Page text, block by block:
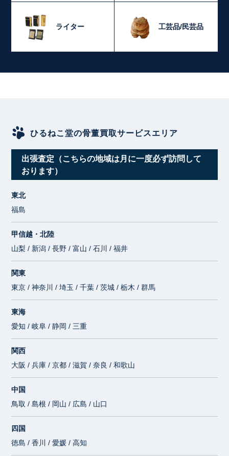
ライター 工芸品/民芸品
ひるねこ堂の骨董買取サービスエリア
出張査定（こちらの地域は月に一度必ず訪問して
おります）
東北
福島
甲信越・北陸
山梨 / 新潟 / 長野 / 富山 / 石川 / 福井
関東
東京 / 神奈川 / 埼玉 / 千葉 / 茨城 / 栃木 / 群馬
東海
愛知 / 岐阜 / 静岡 / 三重
関西
大阪 / 兵庫 / 京都 / 滋賀 / 奈良 / 和歌山
中国
鳥取 / 島根 / 岡山 / 広島 / 山口
四国
徳島 / 香川 / 愛媛 / 高知